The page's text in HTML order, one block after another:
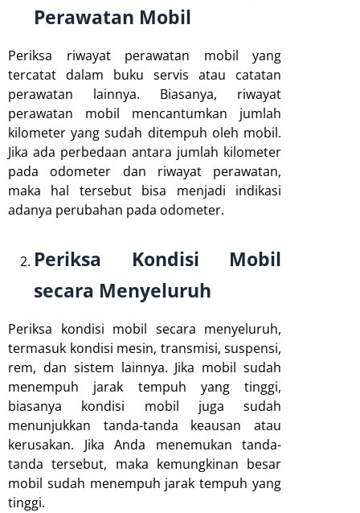
Perawatan Mobil
Periksa riwayat perawatan mobil yang
tercatat dalam buku servis atau catatan
perawatan lainnya. Biasanya, riwayat
perawatan mobil mencantumkan jumlah
kilometer yang sudah ditempuh oleh mobil.
Jika ada perbedaan antara jumlah kilometer
pada odometer dan riwayat perawatan,
maka hal tersebut bisa menjadi indikasi
adanya perubahan pada odometer.
Periksa Kondisi Mobil
secara Menyeluruh
Periksa kondisi mobil secara menyeluruh,
termasuk kondisi mesin, transmisi, suspensi,
rem, dan sistem lainnya. Jika mobil sudah
menempuh jarak tempuh yang tinggi,
biasanya kondisi mobil juga sudah
menunjukkan tanda-tanda keausan atau
kerusakan. Jika Anda menemukan tanda-
tanda tersebut, maka kemungkinan besar
mobil sudah menempuh jarak tempuh yang
tinggi.